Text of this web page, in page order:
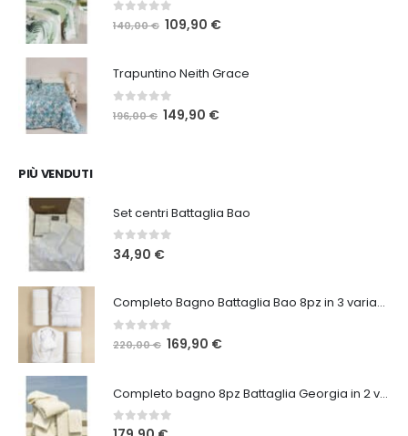
84,00 €.
0Su 5
140,00€ Il
era:
140,00 €.
109,90 €Il
è:
Trapuntino Neith Grace
0Su 5
196,00€ Il149,90 €Il
PIÙ VENDUTI
Set centri Battaglia Bao
0 Su 5
34,90 €
Completo Bagno Battaglia Bao 8pz in 3 varianti
0Su 5
220,00€ Il
era:
220,00 €.
169,90 €Il
è:
Completo bagno 8pz Battaglia Georgia in 2 varianti
0Su 5